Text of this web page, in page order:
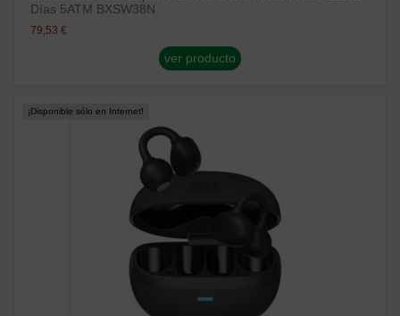
Días 5ATM BXSW38N
79,53 €
ver producto
¡Disponible sólo en Internet!